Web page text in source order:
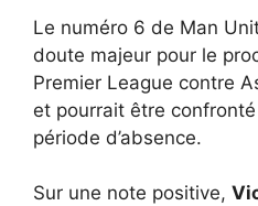
Le numéro 6 de Man
doute majeur pour le
Premier League contre
et pourrait être
période d’absence.
Sur une note positive,